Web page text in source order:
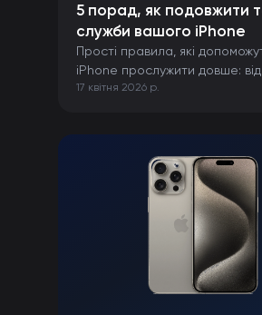
5 порад, як подовжити
служби вашого iPhone
Прості правила, які
iPhone прослужити довше: від
правильної зарядки до захисту
17 квітня 2026 р.